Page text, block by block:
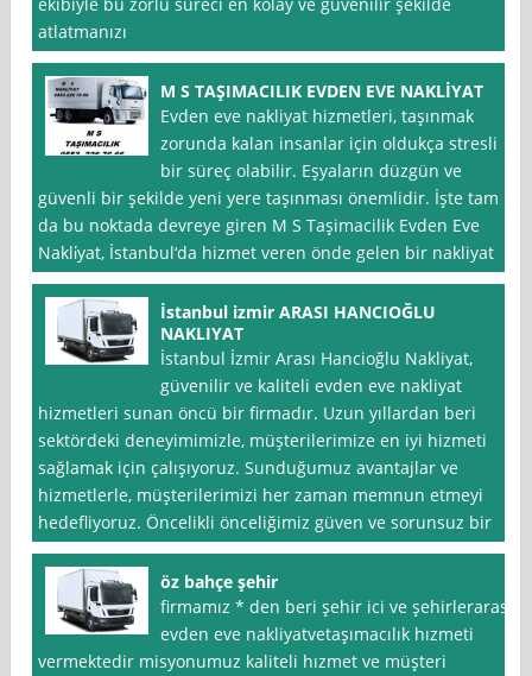
atlatmanızı
M S TAŞIMACILIK EVDEN EVE NAKLİYAT
Evden eve nakliyat hizmetleri, taşınmak
zorunda kalan insanlar için oldukça stresli
bir süreç olabilir. Eşyaların düzgün ve
güvenli bir şekilde yeni yere taşınması önemlidir. İşte tam
da bu noktada devreye giren M S Taşimacilik Evden Eve
Nakli̇yat, İstanbul‘da hizmet veren önde gelen bir nakliyat
İstanbul izmir ARASI HANCIOĞLU
NAKLIYAT
İstanbul İzmir Arası Hancioğlu Nakliyat,
güvenilir ve kaliteli evden eve nakliyat
hizmetleri sunan öncü bir firmadır. Uzun yıllardan beri
sektördeki deneyimimizle, müşterilerimize en iyi hizmeti
sağlamak için çalışıyoruz. Sunduğumuz avantajlar ve
hizmetlerle, müşterilerimizi her zaman memnun etmeyi
hedefliyoruz. Öncelikli önceliğimiz güven ve sorunsuz bir
öz bahçe şehir
firmamız * den beri şehir ici ve şehirlerarası
evden eve nakliyatvetaşımacılık hızmeti
vermektedir misyonumuz kaliteli hızmet ve müşteri